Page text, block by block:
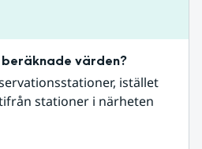
värden?
istället
stationer i närheten